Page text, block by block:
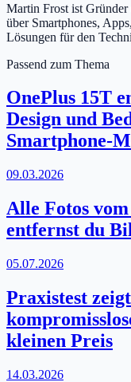
Martin Frost ist
über Smartphones,
Lösungen für den
Passend zum Thema
OnePlus 15T
Design und
Smartphone-
09.03.2026
Alle Fotos
entfernst du
05.07.2026
Praxistest
kleinen Preis
14.03.2026